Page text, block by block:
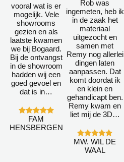
vooral wat is er
mogelijk. Vele
showrooms
gezien en als
laatste kwamen
we bij Bogaard.
Bij de ontvangst
in de showroom
hadden wij een
goed gevoel en
dat is in…
FAM
HENSBERGEN
Rob was
ingemeten, heb ik
in de zaak het
materiaal
uitgezocht en
samen met
Remy nog allerlei
dingen laten
aanpassen. Dat
komt doordat ik
en klein en
gehandicapt ben.
Remy kwam en
liet mij de 3D…
MW. WIL DE
WAAL